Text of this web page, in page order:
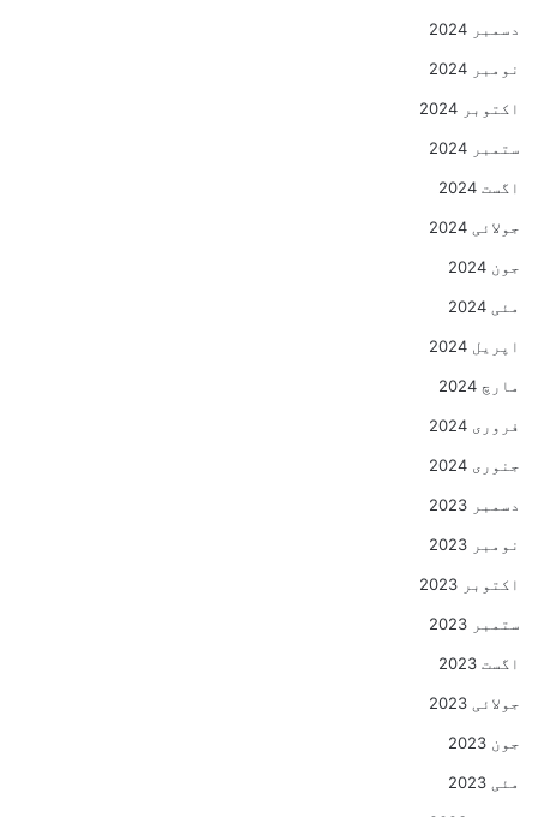
دسمبر 2024
نومبر 2024
اکتوبر 2024
ستمبر 2024
اگست 2024
جولائی 2024
جون 2024
مئی 2024
اپریل 2024
مارچ 2024
فروری 2024
جنوری 2024
دسمبر 2023
نومبر 2023
اکتوبر 2023
ستمبر 2023
اگست 2023
جولائی 2023
جون 2023
مئی 2023